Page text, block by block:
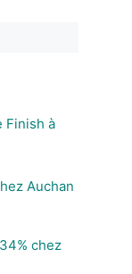
Finish à
Auchan
chez